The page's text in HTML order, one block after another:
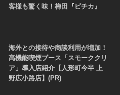
客様も驚く味！梅田『ピチカ』
海外との接待や商談利用が増加！
高機能喫煙ブース「スモーククリ
ア」導入店紹介【人形町今半 上
野広小路店】(PR)